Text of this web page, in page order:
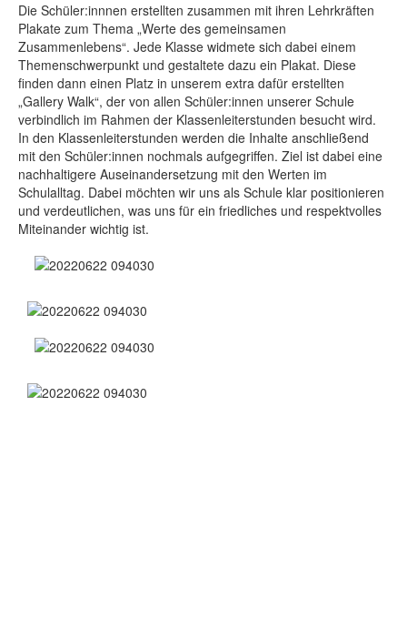
Die Schüler:innnen erstellten zusammen mit ihren Lehrkräften
Plakate zum Thema „Werte des gemeinsamen
Zusammenlebens“. Jede Klasse widmete sich dabei einem
Themenschwerpunkt und gestaltete dazu ein Plakat. Diese
finden dann einen Platz in unserem extra dafür erstellten
„Gallery Walk“, der von allen Schüler:innen unserer Schule
verbindlich im Rahmen der Klassenleiterstunden besucht wird.
In den Klassenleiterstunden werden die Inhalte anschließend
mit den Schüler:innen nochmals aufgegriffen. Ziel ist dabei eine
nachhaltigere Auseinandersetzung mit den Werten im
Schulalltag. Dabei möchten wir uns als Schule klar positionieren
und verdeutlichen, was uns für ein friedliches und respektvolles
Miteinander wichtig ist.